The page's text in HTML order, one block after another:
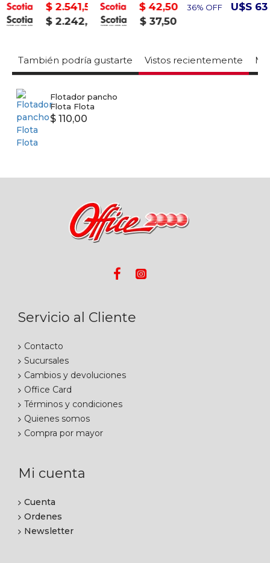
$ 2.541,50
$ 2.242,50
$ 42,50
$ 37,50
36% OFF U$S 63
También podría gustarte Vistos recientemente
Flotador pancho
Flota Flota
$ 110,00
Servicio al Cliente
Contacto
Sucursales
Cambios y devoluciones
Office Card
Términos y condiciones
Quienes somos
Compra por mayor
Mi cuenta
Cuenta
Ordenes
Newsletter